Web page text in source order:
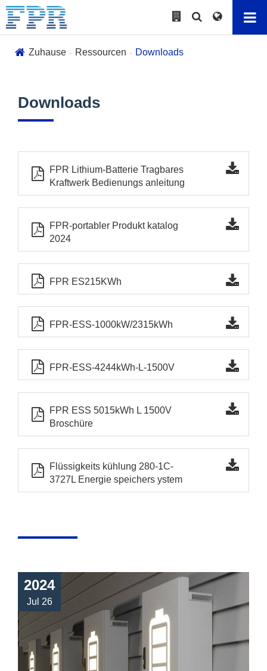
Zuhause Ressourcen Downloads
Downloads
FPR Lithium-Batterie Tragbares
Kraftwerk Bedienungs anleitung
FPR-portabler Produkt katalog
2024
FPR ES215KWh
FPR-ESS-1000kW/2315kWh
FPR-ESS-4244kWh-L-1500V
FPR ESS 5015kWh L 1500V
Broschüre
Flüssigkeits kühlung 280-1C-
3727L Energie speichers ystem
2024
Jul 26